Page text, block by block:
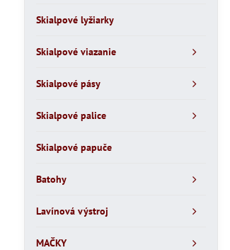
Skialpové lyžiarky
Skialpové viazanie
Skialpové pásy
Skialpové palice
Skialpové papuče
Batohy
Lavínová výstroj
MAČKY